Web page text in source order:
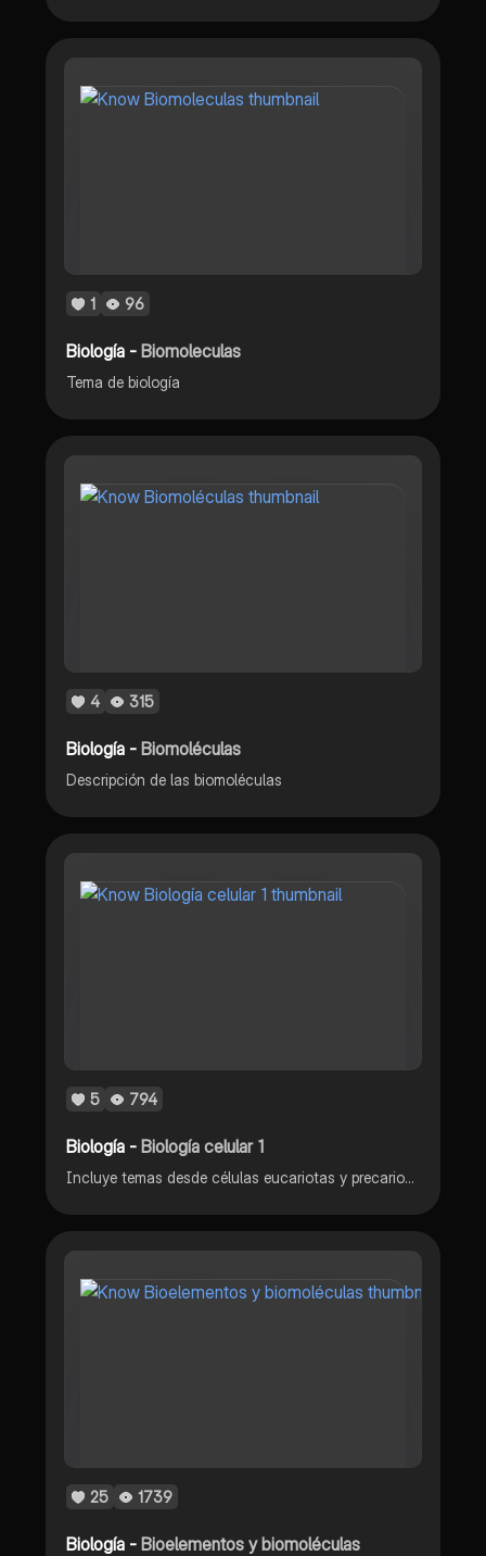
1 96
Biología -Biomoleculas
Tema de biología
4 315
Biología -Biomoléculas
Descripción de las biomoléculas
5 794
Biología -Biología celular 1
Incluye temas desde células eucariotas y precariotas, reinos y biomoleculas.
25 1739
Biología -Bioelementos y biomoléculas